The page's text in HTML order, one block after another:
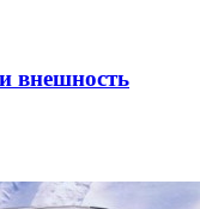
внешность